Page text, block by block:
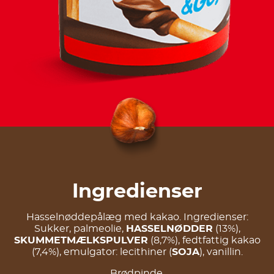
Ingredienser
Hasselnøddepålæg med kakao. Ingredienser:
Sukker, palmeolie, HASSELNØDDER (13%),
SKUMMETMÆLKSPULVER (8,7%), fedtfattig kakao
(7,4%), emulgator: lecithiner (SOJA), vanillin.